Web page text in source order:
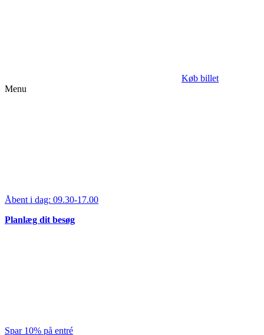
Køb billet
Menu
Åbent i dag: 09.30-17.00
Planlæg dit besøg
Spar 10% på entré